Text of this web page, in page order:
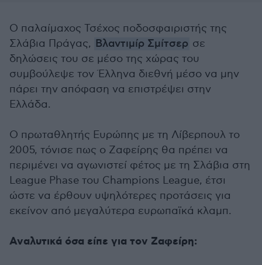
Ο παλαίμαχος Τσέχος ποδοσφαιριστής της
Σλάβια Πράγας, Βλαντιμίρ Σμίτσερ σε
δηλώσεις του σε μέσο της χώρας του
συμβούλεψε τον Έλληνα διεθνή μέσο να μην
πάρει την απόφαση να επιστρέψει στην
Ελλάδα.
Ο πρωταθλητής Ευρώπης με τη Λίβερπουλ το
2005, τόνισε πως ο Ζαφείρης θα πρέπει να
περιμένει να αγωνιστεί φέτος με τη Σλάβια στη
League Phase του Champions League, έτσι
ώστε να έρθουν υψηλότερες προτάσεις για
εκείνον από μεγαλύτερα ευρωπαϊκά κλαμπ.
Αναλυτικά όσα είπε για τον Ζαφείρη: